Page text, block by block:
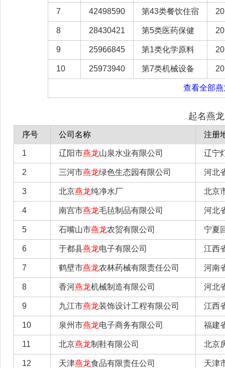
7 42498590 第43类餐饮住宿
8 28430421 第5类医药保健
9 25966845 第1类化学原料
10 25973940 第7类机械设备
查看全部
起名燕
序号 公司名称 注册
1 辽阳市燕龙山泉水业有限公司 辽宁
2 三河市燕龙绿色生态园有限公司 河北
3 北京燕龙纯净水厂 北京
4 南宫市燕龙毛毡制品有限公司 河北
5 石嘴山市燕龙农贸有限公司 宁夏
6 于都县燕龙电子有限公司 江西
7 鹤壁市燕龙农林药械有限责任公司 河南
8 香河燕龙机械制造有限公司 河北
9 九江市燕龙装饰设计工程有限公司 江西
10 泉州市燕龙电子商务有限公司 福建
11 北京燕龙制鞋有限公司 北京
12 天津燕龙食品有限责任公司 天津